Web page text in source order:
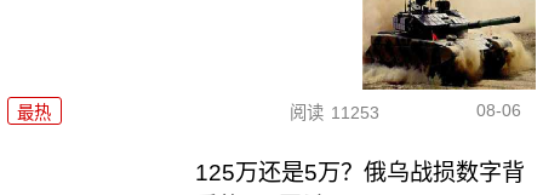
最热 阅读 11253 08-06
125万还是5万？俄乌战损数字背